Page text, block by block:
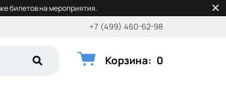
билетов на мероприятия.
+7 (499) 460-62-98
Корзина: 0